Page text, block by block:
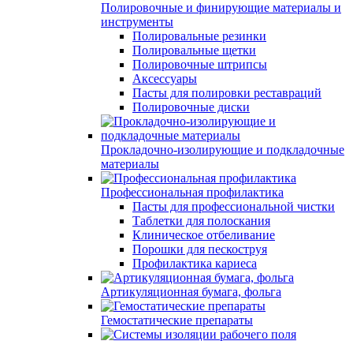
Полировочные и финирующие материалы и
инструменты
Полировальные резинки
Полировальные щетки
Полировочные штрипсы
Аксессуары
Пасты для полировки реставраций
Полировочные диски
Прокладочно-изолирующие и подкладочные
материалы
Профессиональная профилактика
Пасты для профессиональной чистки
Таблетки для полоскания
Клиническое отбеливание
Порошки для пескоструя
Профилактика кариеса
Артикуляционная бумага, фольга
Гемостатические препараты